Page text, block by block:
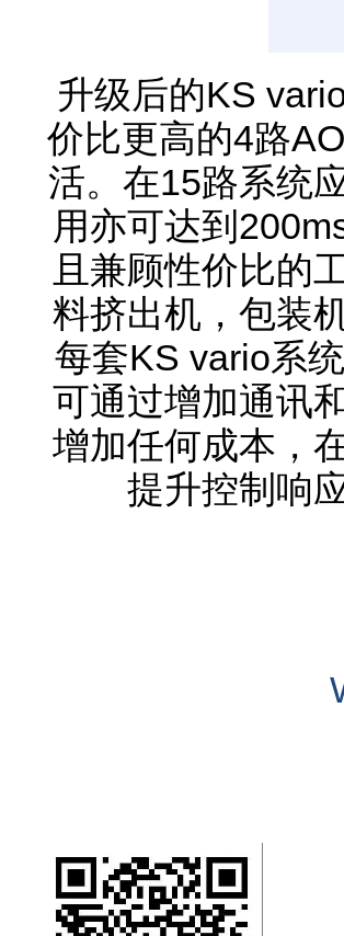
升级后的KS
价比更高的4路
活。在15路系统
用亦可达到
且兼顾性价比的
料挤出机，包装
每套KS vario系
可通过增加通讯
增加任何成本，
提升控制响